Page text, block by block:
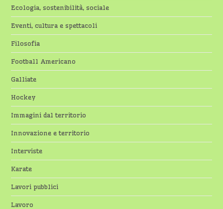
Ecologia, sostenibilità, sociale
Eventi, cultura e spettacoli
Filosofia
Football Americano
Galliate
Hockey
Immagini dal territorio
Innovazione e territorio
Interviste
Karate
Lavori pubblici
Lavoro